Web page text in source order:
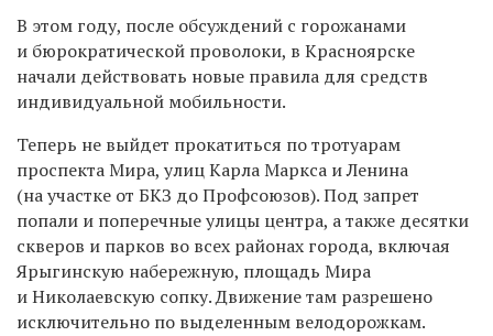
В этом году, после обсуждений с горожанами
и бюрократической проволоки, в Красноярске
начали действовать новые правила для средств
индивидуальной мобильности.
Теперь не выйдет прокатиться по тротуарам
проспекта Мира, улиц Карла Маркса и Ленина
(на участке от БКЗ до Профсоюзов). Под запрет
попали и поперечные улицы центра, а также десятки
скверов и парков во всех районах города, включая
Ярыгинскую набережную, площадь Мира
и Николаевскую сопку. Движение там разрешено
исключительно по выделенным велодорожкам.